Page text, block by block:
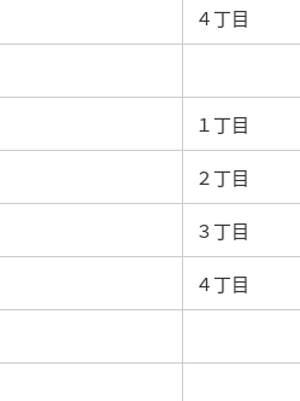
４丁目
１丁目
２丁目
３丁目
４丁目